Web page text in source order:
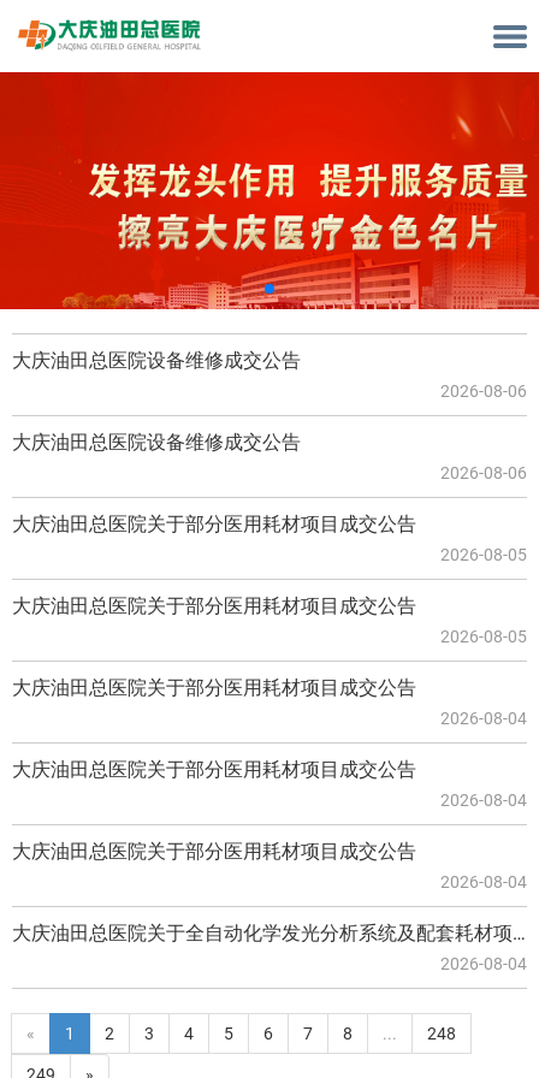
大庆油田总医院设备维修成交公告
2026-08-06
大庆油田总医院设备维修成交公告
2026-08-06
大庆油田总医院关于部分医用耗材项目成交公告
2026-08-05
大庆油田总医院关于部分医用耗材项目成交公告
2026-08-05
大庆油田总医院关于部分医用耗材项目成交公告
2026-08-04
大庆油田总医院关于部分医用耗材项目成交公告
2026-08-04
大庆油田总医院关于部分医用耗材项目成交公告
2026-08-04
大庆油田总医院关于全自动化学发光分析系统及配套耗材项目中标(成交)公告
2026-08-04
« 1 2 3 4 5 6 7 8 ... 248